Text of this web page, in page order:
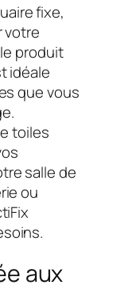
fixe,
votre
produit
idéale
que vous
toiles
salle de
ou
aux